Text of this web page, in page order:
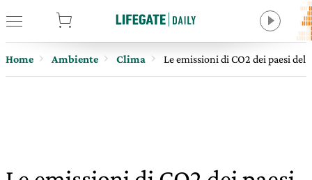
Home Ambiente Clima Le emissioni di CO2 dei paesi